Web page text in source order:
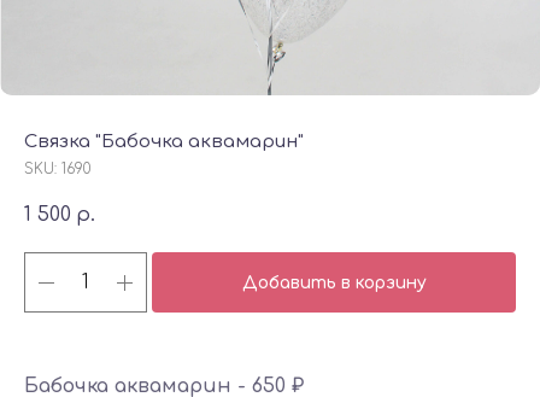
Связка "Бабочка аквамарин"
SKU: 1690
1 500 р.
Добавить в корзину
Бабочка аквамарин - 650 ₽